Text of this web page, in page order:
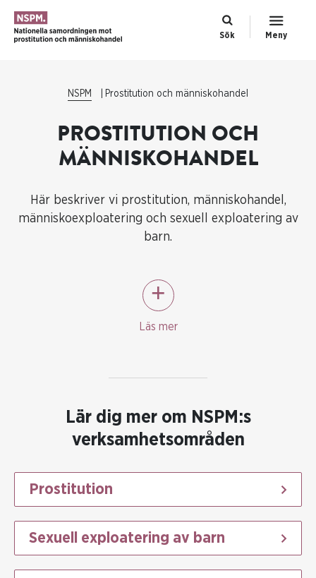
Sök Meny
NSPM Prostitution och människohandel
PROSTITUTION OCH
MÄNNISKOHANDEL
Här beskriver vi prostitution, människohandel,
människoexploatering och sexuell exploatering av
barn.
Läs mer
Lär dig mer om NSPM:s
verksamhetsområden
Prostitution
Sexuell exploatering av barn